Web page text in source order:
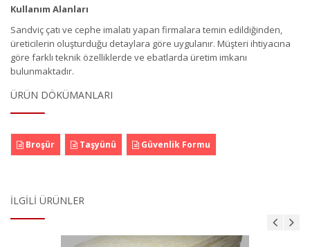
Kullanım Alanları
Sandviç çatı ve cephe imalatı yapan firmalara temin edildiğinden,
üreticilerin oluşturduğu detaylara göre uygulanır. Müşteri ihtiyacına
göre farklı teknik özelliklerde ve ebatlarda üretim imkanı
bulunmaktadır.
ÜRÜN DÖKÜMANLARI
Broşür Taşyünü Güvenlik Formu
İLGILI ÜRÜNLER